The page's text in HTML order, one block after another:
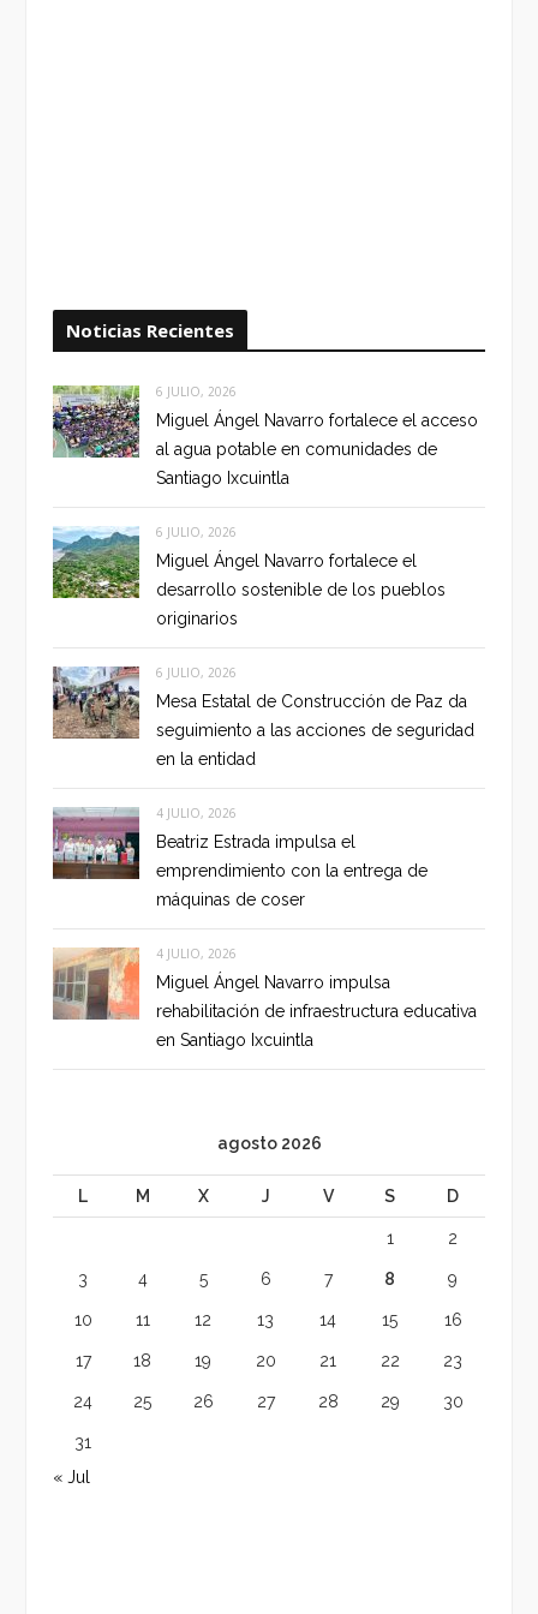
Noticias Recientes
6 JULIO, 2026
Miguel Ángel Navarro fortalece el acceso
al agua potable en comunidades de
Santiago Ixcuintla
6 JULIO, 2026
Miguel Ángel Navarro fortalece el
desarrollo sostenible de los pueblos
originarios
6 JULIO, 2026
Mesa Estatal de Construcción de Paz da
seguimiento a las acciones de seguridad
en la entidad
4 JULIO, 2026
Beatriz Estrada impulsa el
emprendimiento con la entrega de
máquinas de coser
4 JULIO, 2026
Miguel Ángel Navarro impulsa
rehabilitación de infraestructura educativa
en Santiago Ixcuintla
agosto 2026
L M X J V S D
1 2
3 4 5 6 7 8 9
10 11 12 13 14 15 16
17 18 19 20 21 22 23
24 25 26 27 28 29 30
31
« Jul